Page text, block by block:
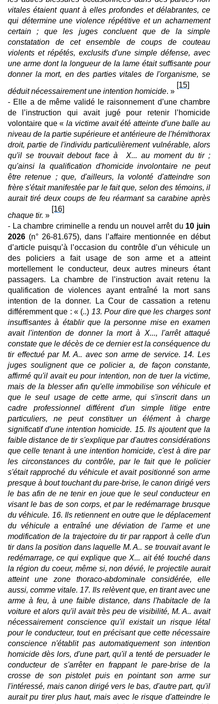
vitales étaient quant à elles profondes et délabrantes, ce
qui détermine une violence répétitive et un acharnement
certain ; que les juges concluent que de la simple
constatation de cet ensemble de coups de couteau
violents et répétés, exclusifs d'une simple défense, avec
une arme dont la longueur de la lame était suffisante pour
donner la mort, en des parties vitales de l'organisme, se
déduit nécessairement une intention homicide. »
[15]
- Elle a de même validé le raisonnement d’une chambre
de l’instruction qui avait jugé pour retenir l’homicide
volontaire que «la victime avait été atteinte d'une balle au
niveau de la partie supérieure et antérieure de l'hémithorax
droit, partie de l'individu particulièrement vulnérable, alors
qu'il se trouvait debout face à X... au moment du tir ;
qu'ainsi la qualification d'homicide involontaire ne peut
être retenue ; que, d'ailleurs, la volonté d'atteindre son
frère s'était manifestée par le fait que, selon des témoins, il
aurait tiré deux coups de feu réarmant sa carabine après
chaque tir. »
[16]
- La chambre criminelle a rendu un nouvel arrêt du 10 juin
2026 (n° 26-81.675), dans l’affaire mentionnée en début
d’article puisqu’à l’occasion du contrôle d’un véhicule un
des policiers a fait usage de son arme et a atteint
mortellement le conducteur, deux autres mineurs étant
passagers. La chambre de l’instruction avait retenu la
qualification de violences ayant entraîné la mort sans
intention de la donner. La Cour de cassation a retenu
différemment que : « (..) 13. Pour dire que les charges sont
insuffisantes à établir que la personne mise en examen
avait l'intention de donner la mort à X..., l'arrêt attaqué
constate que le décès de ce dernier est la conséquence du
tir effectué par M. A.. avec son arme de service. 14. Les
juges soulignent que ce policier a, de façon constante,
affirmé qu'il avait eu pour intention, non de tuer la victime,
mais de la blesser afin qu'elle immobilise son véhicule et
que le seul usage de cette arme, qui s'inscrit dans un
cadre professionnel différent d'un simple litige entre
particuliers, ne peut constituer un élément à charge
significatif d'une intention homicide. 15. Ils ajoutent que la
faible distance de tir s'explique par d'autres considérations
que celle tenant à une intention homicide, c'est à dire par
les circonstances du contrôle, par le fait que le policier
s'était rapproché du véhicule et avait positionné son arme
presque à bout touchant du pare-brise, le canon dirigé vers
le bas afin de ne tenir en joue que le seul conducteur en
visant le bas de son corps, et par le redémarrage brusque
du véhicule. 16. Ils retiennent en outre que le déplacement
du véhicule a entraîné une déviation de l'arme et une
modification de la trajectoire du tir par rapport à celle d'un
tir dans la position dans laquelle M. A.. se trouvait avant le
redémarrage, ce qui explique que X... ait été touché dans
la région du coeur, même si, non dévié, le projectile aurait
atteint une zone thoraco-abdominale considérée, elle
aussi, comme vitale. 17. Ils relèvent que, en tirant avec une
arme à feu, à une faible distance, dans l'habitacle de la
voiture et alors qu'il avait très peu de visibilité, M. A.. avait
nécessairement conscience qu'il existait un risque létal
pour le conducteur, tout en précisant que cette nécessaire
conscience n'établit pas automatiquement son intention
homicide dès lors, d'une part, qu'il a tenté de persuader le
conducteur de s'arrêter en frappant le pare-brise de la
crosse de son pistolet puis en pointant son arme sur
l'intéressé, mais canon dirigé vers le bas, d'autre part, qu'il
aurait pu tirer plus haut, mais avec le risque d'atteindre le